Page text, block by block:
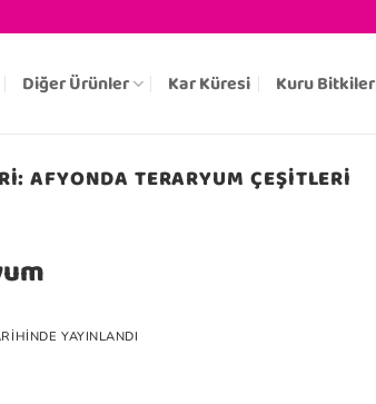
Diğer Ürünler Kar Küresi Kuru Bitkiler
AFYONDA TERARYUM ÇEŞITLERI
YAYINLANDI